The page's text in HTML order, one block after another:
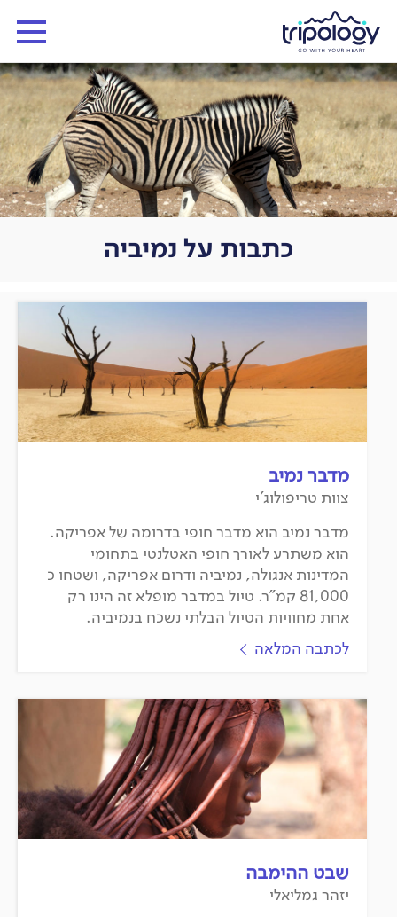
כתבות על נמיביה
מדבר נמיב
צוות טריפולוג'י
מדבר נמיב הוא מדבר חופי בדרומה של אפריקה.
הוא משתרע לאורך חופי האטלנטי בתחומי
המדינות אנגולה, נמיביה ודרום אפריקה, ושטחו כ
81,000 קמ"ר. טיול במדבר מופלא זה הינו רק
אחת מחוויות הטיול הבלתי נשכח בנמיביה.
לכתבה המלאה
שבט ההימבה
יזהר גמליאלי